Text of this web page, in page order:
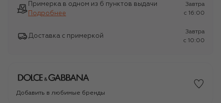
Примерка в одном из 6 пунктов выдачи
Подробнее
Завтра
c 16:00
Доставка с примеркой
Завтра
c 10:00
Добавить в любимые бренды